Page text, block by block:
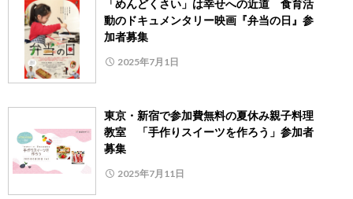
「めんどくさい」は幸せへの近道 食育活
動のドキュメンタリー映画『弁当の日』参
加者募集
2025年7月1日
東京・新宿で参加費無料の夏休み親子料理
教室 「手作りスイーツを作ろう」参加者
募集
2025年7月11日